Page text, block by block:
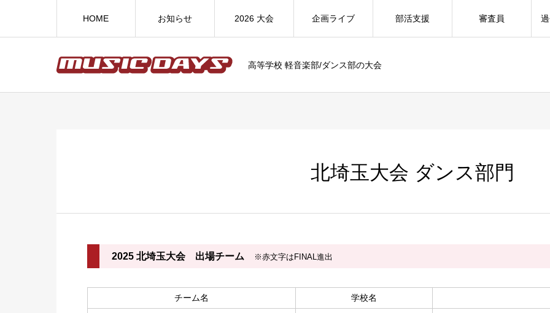
高等学校 軽音楽部/ダンス部の大会
HOME お知らせ 2026 大会 企画ライブ 部活支援 審査員
北埼玉大会 ダンス部門
2025 北埼玉大会 出場チーム ※赤文字はFINAL進出
チーム名 学校名